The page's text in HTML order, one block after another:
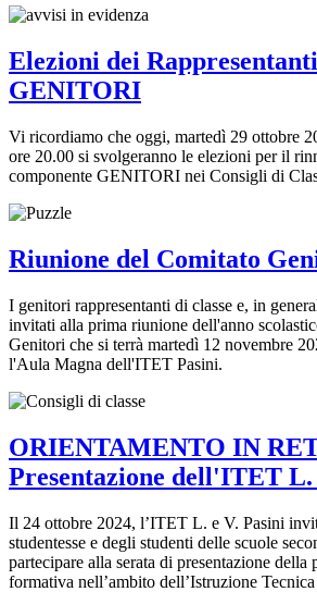
Elezioni dei
GENITORI
Vi ricordiamo che oggi, martedì 29 ottobre
ore 20.00 si svolgeranno le elezioni per il
componente GENITORI nei Consigli di
Riunione del Comitato
I genitori rappresentanti di classe e, in
invitati alla prima riunione dell'anno
Genitori che si terrà martedì 12 novembre
l'Aula Magna dell'ITET Pasini.
ORIENTAMENTO IN
Presentazione dell'ITET L.
Il 24 ottobre 2024, l’ITET L. e V. Pasini
studentesse e degli studenti delle scuole
partecipare alla serata di presentazione della
formativa nell’ambito dell’Istruzione